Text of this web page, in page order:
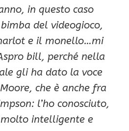
in questo caso
del videogioco,
e il monello…mi
bill, perché nella
gli ha dato la voce
che è anche fra
l’ho conosciuto,
intelligente e